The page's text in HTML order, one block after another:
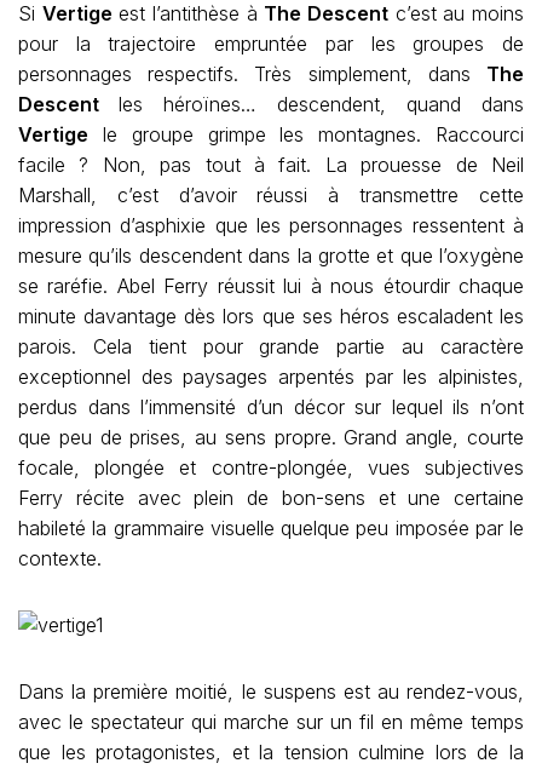
Si Vertige est l’antithèse à The Descent c’est au moins
pour la trajectoire empruntée par les groupes de
personnages respectifs. Très simplement, dans The
Descent les héroïnes… descendent, quand dans
Vertige le groupe grimpe les montagnes. Raccourci
facile ? Non, pas tout à fait. La prouesse de Neil
Marshall, c’est d’avoir réussi à transmettre cette
impression d’asphixie que les personnages ressentent à
mesure qu’ils descendent dans la grotte et que l’oxygène
se raréfie. Abel Ferry réussit lui à nous étourdir chaque
minute davantage dès lors que ses héros escaladent les
parois. Cela tient pour grande partie au caractère
exceptionnel des paysages arpentés par les alpinistes,
perdus dans l’immensité d’un décor sur lequel ils n’ont
que peu de prises, au sens propre. Grand angle, courte
focale, plongée et contre-plongée, vues subjectives
Ferry récite avec plein de bon-sens et une certaine
habileté la grammaire visuelle quelque peu imposée par le
contexte.
Dans la première moitié, le suspens est au rendez-vous,
avec le spectateur qui marche sur un fil en même temps
que les protagonistes, et la tension culmine lors de la